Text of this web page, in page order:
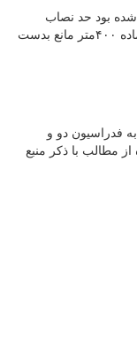
بود حد نصاب
حضور در مسابقات قهرمانی جوانان جهان را در ماده ۴۰۰متر مانع بدست
فدراسيون دو و
مطالب با ذكر منبع